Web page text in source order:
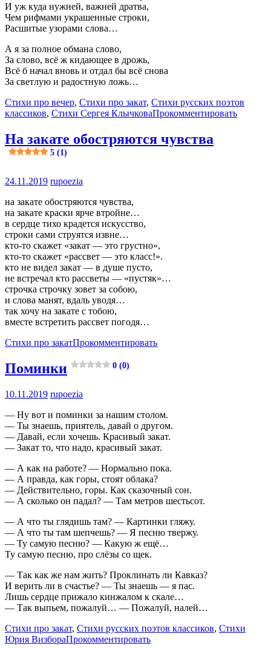
И уж куда нужней, важней дратва,
Чем рифмами украшенные строки,
Расшитые узорами слова…
А я за полное обмана слово,
За слово, всё ж кидающее в дрожь,
Всё б начал вновь и отдал бы всё снова
За светлую и радостную ложь…
Стихи про вечер, Стихи про закат, Стихи русских поэтов
классиков, Стихи Сергея КлычковаПрокомментировать
На закате обостряются чувства
5 (1)
24.11.2019 rupoezia
на закате обостряются чувства,
на закате краски ярче втройне…
в сердце тихо крадется искусство,
строки сами струятся извне…
кто-то скажет «закат — это грустно»,
кто-то скажет «рассвет — это класс!».
кто не видел закат — в душе пусто,
не встречал кто рассветы — «пустяк»…
строчка строчку зовет за собою,
и слова манят, вдаль уводя…
так хочу на закате с тобою,
вместе встретить рассвет погодя…
Стихи про закатПрокомментировать
Поминки 0 (0)
10.11.2019 rupoezia
— Ну вот и поминки за нашим столом.
— Ты знаешь, приятель, давай о другом.
— Давай, если хочешь. Красивый закат.
— Закат то, что надо, красивый закат.
— А как на работе? — Нормально пока.
— А правда, как горы, стоят облака?
— Действительно, горы. Как сказочный сон.
— А сколько он падал? — Там метров шестьсот.
— А что ты глядишь там? — Картинки гляжу.
— А что ты там шепчешь? — Я песню твержу.
— Ту самую песню? — Какую ж ещё…
Ту самую песню, про слёзы со щек.
— Так как же нам жить? Проклинать ли Кавказ?
И верить ли в счастье? — Ты знаешь — я пас.
Лишь сердце прижало кинжалом к скале…
— Так выпьем, пожалуй… — Пожалуй, налей…
Стихи про закат, Стихи русских поэтов классиков, Стихи
Юрия ВизбораПрокомментировать